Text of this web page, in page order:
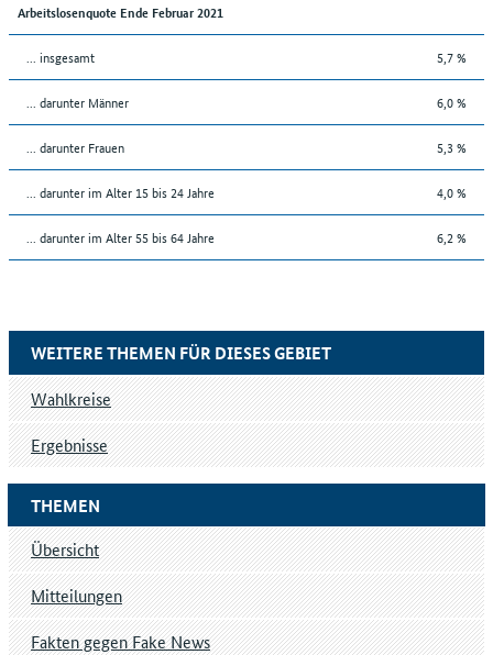
Arbeitslosenquote Ende Februar 2021
... insgesamt 5,7 %
... darunter Männer 6,0 %
... darunter Frauen 5,3 %
... darunter im Alter 15 bis 24 Jahre 4,0 %
... darunter im Alter 55 bis 64 Jahre 6,2 %
THEMEN
Übersicht
Mitteilungen
Fakten gegen Fake News
WEITERE THEMEN FÜR DIESES GEBIET
Wahlkreise
Ergebnisse